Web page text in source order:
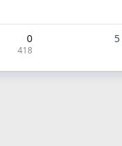
0
418